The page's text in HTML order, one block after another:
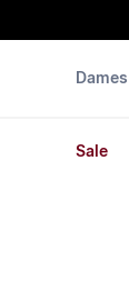
Dames
Sale